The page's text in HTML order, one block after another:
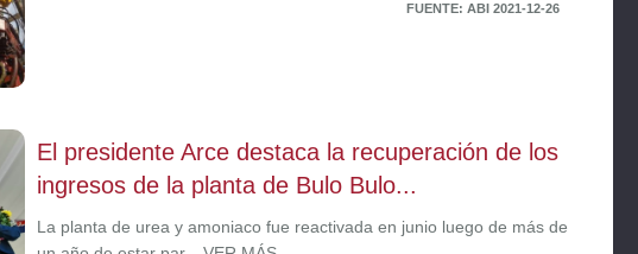
FUENTE: ABI 2021-12-26
El presidente Arce destaca la recuperación de los
ingresos de la planta de Bulo Bulo...
La planta de urea y amoniaco fue reactivada en junio luego de más de